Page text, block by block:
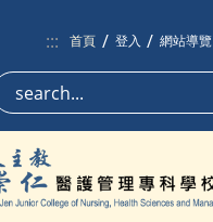
:::
首頁 登入 網站導覽